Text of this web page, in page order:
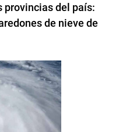
provincias del país:
de nieve de